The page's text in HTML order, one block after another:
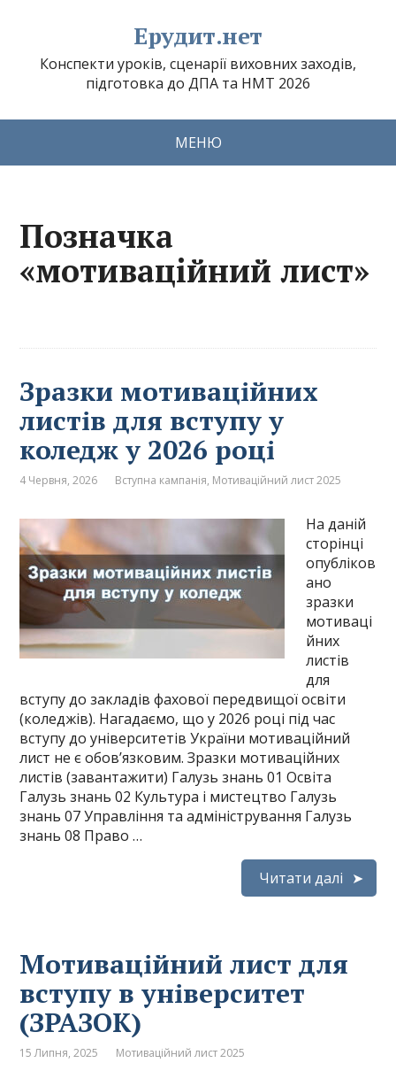
Ерудит.нет
Конспекти уроків, сценарії виховних заходів,
підготовка до ДПА та НМТ 2026
МЕНЮ
Позначка
«мотиваційний лист»
Зразки мотиваційних
листів для вступу у
коледж у 2026 році
4 Червня, 2026 Вступна кампанія, Мотиваційний лист 2025
На даній
сторінці
опубліков
ано
зразки
мотиваці
йних
листів
для
вступу до закладів фахової передвищої освіти
(коледжів). Нагадаємо, що у 2026 році під час
вступу до університетів України мотиваційний
лист не є обов’язковим. Зразки мотиваційних
листів (завантажити) Галузь знань 01 Освіта
Галузь знань 02 Культура і мистецтво Галузь
знань 07 Управління та адміністрування Галузь
знань 08 Право …
Читати далі
Мотиваційний лист для
вступу в університет
(ЗРАЗОК)
15 Липня, 2025 Мотиваційний лист 2025